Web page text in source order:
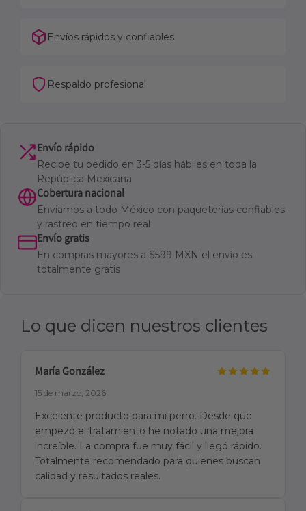
Envíos rápidos y confiables
Respaldo profesional
Envío rápido
Recibe tu pedido en 3-5 días hábiles en toda la
República Mexicana
Cobertura nacional
Enviamos a todo México con paqueterías confiables
y rastreo en tiempo real
Envío gratis
En compras mayores a $599 MXN el envío es
totalmente gratis
Lo que dicen nuestros clientes
María González
15 de marzo, 2026
Excelente producto para mi perro. Desde que
empezó el tratamiento he notado una mejora
increíble. La compra fue muy fácil y llegó rápido.
Totalmente recomendado para quienes buscan
calidad y resultados reales.